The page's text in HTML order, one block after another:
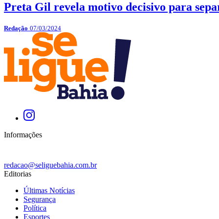
Preta Gil revela motivo decisivo para
Redação 07/03/2024
Informações
redacao@seliguebahia.com.br
Editorias
Últimas Notícias
Segurança
Política
Esportes